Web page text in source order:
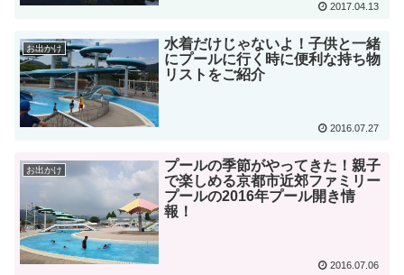
2017.04.13
お出かけ
水着だけじゃないよ！子供と一緒
にプールに行く時に便利な持ち物
リストをご紹介
2016.07.27
お出かけ
プールの季節がやってきた！親子
で楽しめる京都市近郊ファミリー
プールの2016年プール開き情
報！
2016.07.06